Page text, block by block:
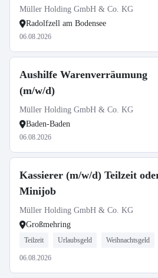
Müller Holding GmbH & Co. KG
Radolfzell am Bodensee
06.08.2026
Aushilfe Warenverräumung
(m/w/d)
Müller Holding GmbH & Co. KG
Baden-Baden
06.08.2026
Kassierer (m/w/d) Teilzeit
Minijob
Müller Holding GmbH & Co. KG
Großmehring
Teilzeit Urlaubsgeld Weihnachtsgeld
06.08.2026